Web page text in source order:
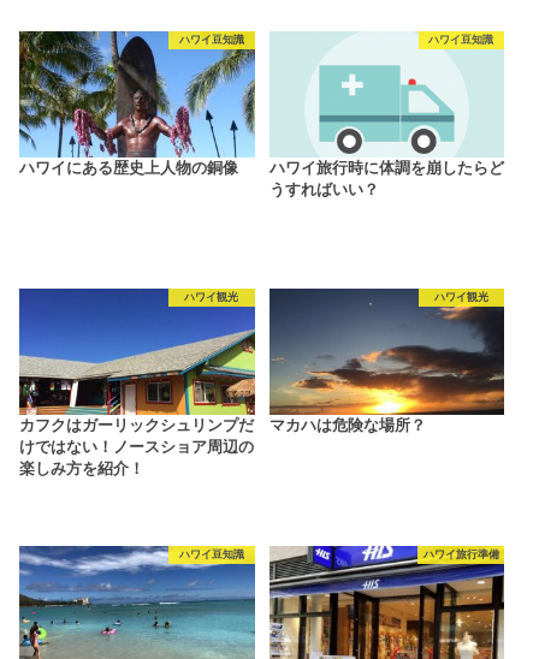
ハワイ豆知識
ハワイにある歴史上人物の銅像
ハワイ豆知識
ハワイ旅行時に体調を崩したらど
うすればいい？
ハワイ観光
カフクはガーリックシュリンプだ
けではない！ノースショア周辺の
楽しみ方を紹介！
ハワイ観光
マカハは危険な場所？
ハワイ豆知識 ハワイ旅行準備